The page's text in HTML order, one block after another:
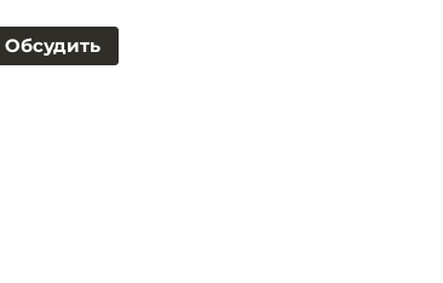
Обсудить